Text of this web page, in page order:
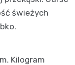
świeżych
Kilogram